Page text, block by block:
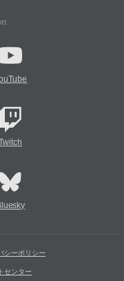
シーポリシー
センター